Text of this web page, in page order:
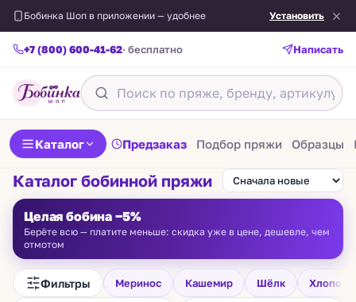
Бобинка Шоп в приложении — удобнее Установить
+7 (800) 600-41-62· бесплатно Написать
Каталог Предзаказ Подбор пряжи Образцы
Каталог бобинной пряжи
Целая бобина −5%
Берёте всю — платите меньше: скидка уже в цене, дешевле, чем
отмотом
Фильтры Меринос Кашемир Шёлк Хлопок
FILAMORE VIGOGNA